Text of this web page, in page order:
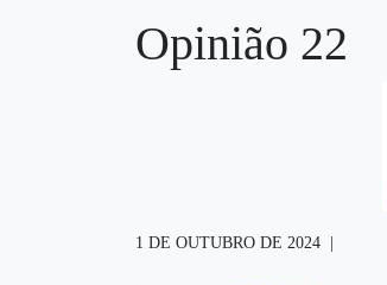
Opinião 22
1 DE OUTUBRO DE 2024